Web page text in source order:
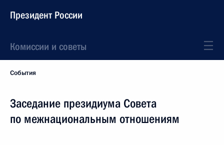
Президент России
Комиссии и советы
События
Заседание президиума Совета
по межнациональным отношениям